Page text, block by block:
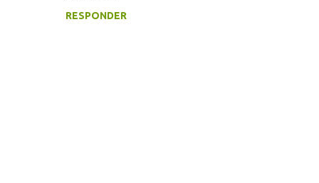
RESPONDER